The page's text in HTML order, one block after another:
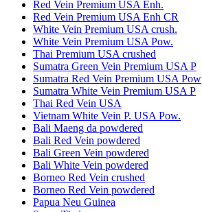
Red Vein Premium USA Enh.
Red Vein Premium USA Enh CR
White Vein Premium USA crush.
White Vein Premium USA Pow.
Thai Premium USA crushed
Sumatra Green Vein Premium USA P
Sumatra Red Vein Premium USA Pow
Sumatra White Vein Premium USA P
Thai Red Vein USA
Vietnam White Vein P. USA Pow.
Bali Maeng da powdered
Bali Red Vein powdered
Bali Green Vein powdered
Bali White Vein powdered
Borneo Red Vein crushed
Borneo Red Vein powdered
Papua Neu Guinea